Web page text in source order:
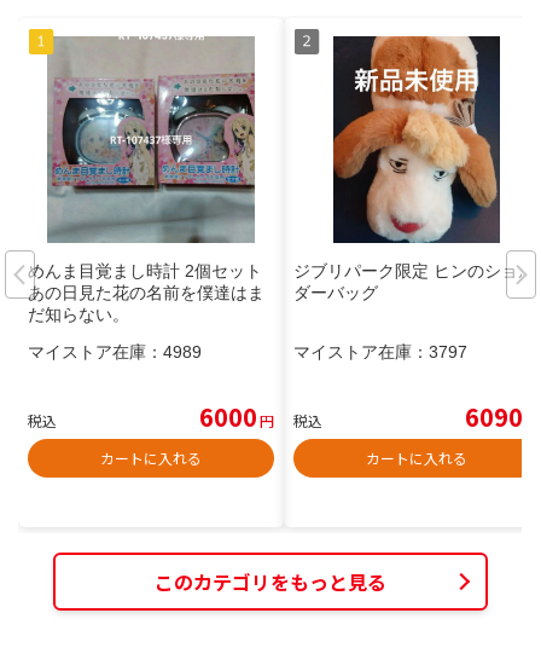
めんま目覚まし時計 2個セット
あの日見た花の名前を僕達はま
だ知らない。
マイストア在庫： 4989
税込 6000円
カートに入れる
ジブリパーク限定 ヒンのショル
ダーバッグ
マイストア在庫： 3797
税込 6090
カートに入れる
このカテゴリをもっと見る